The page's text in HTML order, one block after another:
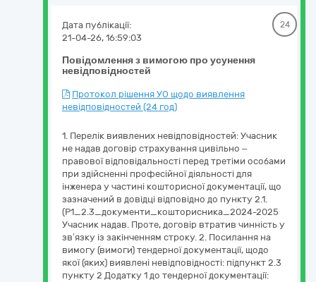
Повідомлення з вимогою про усунення
невідповідностей
Дата публікації:
21-04-26, 16:59:03
24
Протокол рішення УО щодо виявлення
невідповідностей (24 год)
1. Перелік виявлених невідповідностей: Учасник
не надав договір страхування цивільно –
правової відповідальності перед третіми особами
при здійсненні професійної діяльності для
інженера у частині кошторисної документації, що
зазначений в довідці відповідно до пункту 2.1.
(Р1_2.3_документи_кошторисника_2024-2025
Учасник надав. Проте, договір втратив чинність у
зв’язку із закінченням строку. 2. Посилання на
вимогу (вимоги) тендерної документації, щодо
якої (яких) виявлені невідповідності: підпункт 2.3
пункту 2 Додатку 1 до тендерної документації: